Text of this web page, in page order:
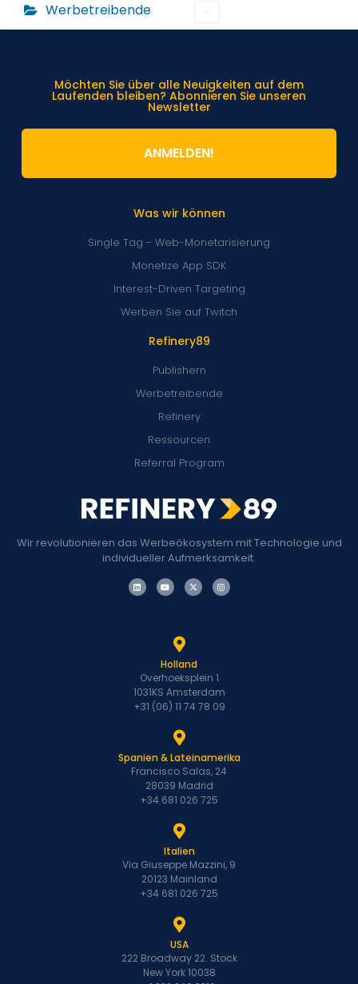
Werbetreibende
Wir revolutionieren das Werbeökosystem mit Technologie und
individueller Aufmerksamkeit.
Refinery89
Publishern
Werbetreibende
Refinery
Ressourcen
Referral Program
Was wir können
Single Tag - Web-Monetarisierung
Monetize App SDK
Interest-Driven Targeting
Werben Sie auf Twitch
Möchten Sie über alle Neuigkeiten auf dem
Laufenden bleiben? Abonnieren Sie unseren
Newsletter
ANMELDEN!
Holland
Overhoeksplein 1
1031KS Amsterdam
+31 (06) 11 74 78 09
Spanien & Lateinamerika
Francisco Salas, 24
28039 Madrid
+34 681 026 725
Italien
Via Giuseppe Mazzini, 9
20123 Mainland
+34 681 026 725
USA
222 Broadway 22. Stock
New York 10038